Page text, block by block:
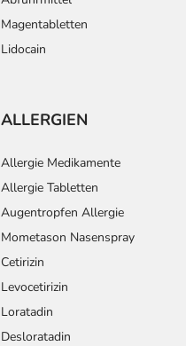
Magentabletten
Lidocain
ALLERGIEN
Allergie Medikamente
Allergie Tabletten
Augentropfen Allergie
Mometason Nasenspray
Cetirizin
Levocetirizin
Loratadin
Desloratadin